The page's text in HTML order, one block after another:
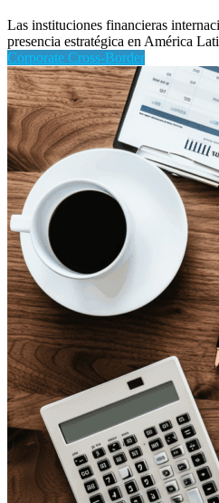
Las instituciones financieras
presencia estratégica en América
Corporate Cross-Border